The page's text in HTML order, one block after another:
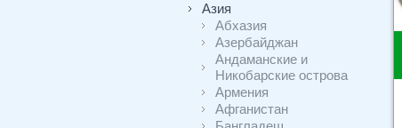
Азия
Абхазия
Азербайджан
Андаманские и
Никобарские острова
Армения
Афганистан